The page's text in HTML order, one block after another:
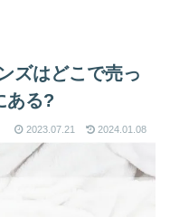
ズはどこで売っ
ある?
2023.07.21 2024.01.08